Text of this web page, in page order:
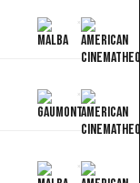
×
×
×